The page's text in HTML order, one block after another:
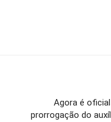
Agora é
prorrogação do